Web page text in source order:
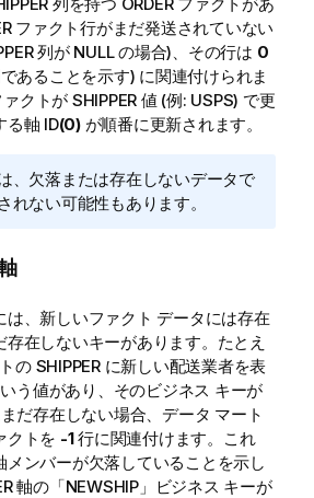
ファクト行がまだ発送されていない
列が NULL の場合)、その行は 0
あることを示す) に関連付けられま
クトが SHIPPER 値 (例: USPS) で更
る軸 ID(0)が順番に更新されます。
、欠落または存在しないデータで
れない可能性もあります。
は、新しいファクト データには存在
在しないキーがあります。たとえ
の SHIPPER に新しい配送業者を表
う値があり、そのビジネス キーが
だ存在しない場合、データ マート
クトを -1行に関連付けます。これ
メンバーが欠落していることを示し
軸の「NEWSHIP」ビジネス キーが